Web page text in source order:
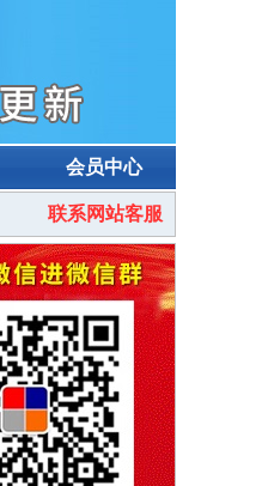
会员中心
联系网站客服